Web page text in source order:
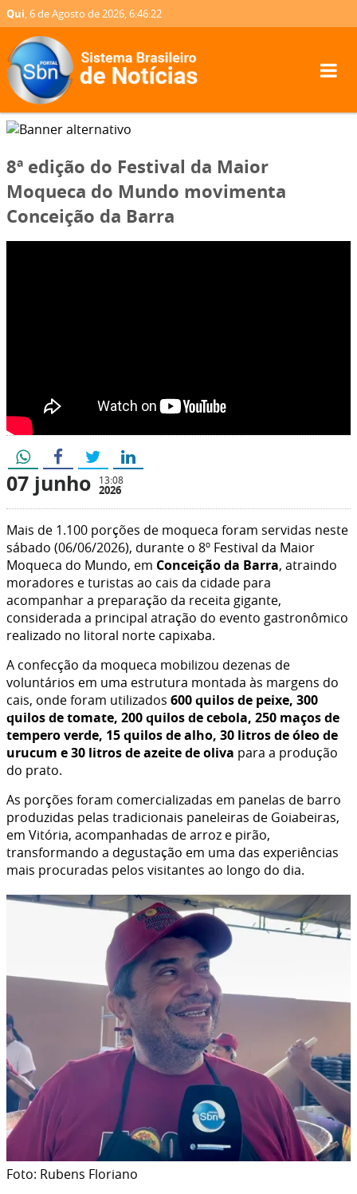
Qui, 6 de Agosto de 2026,6:46:23
8ª edição do Festival da Maior
Moqueca do Mundo movimenta
Conceição da Barra
07 junho 13:08
2026
Mais de 1.100 porções de moqueca foram servidas neste
sábado (06/06/2026), durante o 8º Festival da Maior
Moqueca do Mundo, em Conceição da Barra, atraindo
moradores e turistas ao cais da cidade para
acompanhar a preparação da receita gigante,
considerada a principal atração do evento gastronômico
realizado no litoral norte capixaba.
A confecção da moqueca mobilizou dezenas de
voluntários em uma estrutura montada às margens do
cais, onde foram utilizados 600 quilos de peixe, 300
quilos de tomate, 200 quilos de cebola, 250 maços de
tempero verde, 15 quilos de alho, 30 litros de óleo de
urucum e 30 litros de azeite de oliva para a produção
do prato.
As porções foram comercializadas em panelas de barro
produzidas pelas tradicionais paneleiras de Goiabeiras,
em Vitória, acompanhadas de arroz e pirão,
transformando a degustação em uma das experiências
mais procuradas pelos visitantes ao longo do dia.
Foto: Rubens Floriano